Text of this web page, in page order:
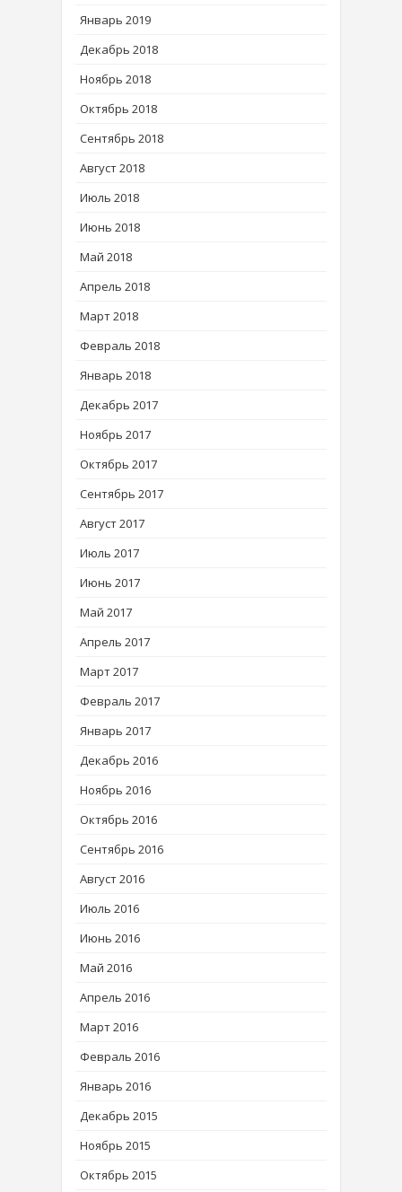
Январь 2019
Декабрь 2018
Ноябрь 2018
Октябрь 2018
Сентябрь 2018
Август 2018
Июль 2018
Июнь 2018
Май 2018
Апрель 2018
Март 2018
Февраль 2018
Январь 2018
Декабрь 2017
Ноябрь 2017
Октябрь 2017
Сентябрь 2017
Август 2017
Июль 2017
Июнь 2017
Май 2017
Апрель 2017
Март 2017
Февраль 2017
Январь 2017
Декабрь 2016
Ноябрь 2016
Октябрь 2016
Сентябрь 2016
Август 2016
Июль 2016
Июнь 2016
Май 2016
Апрель 2016
Март 2016
Февраль 2016
Январь 2016
Декабрь 2015
Ноябрь 2015
Октябрь 2015